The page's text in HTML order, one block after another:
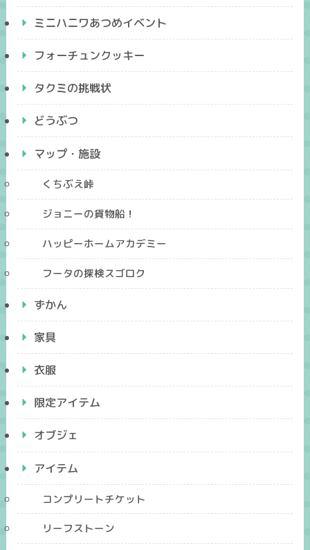
ミニハニワあつめイベント
フォーチュンクッキー
タクミの挑戦状
どうぶつ
マップ・施設
くちぶえ峠
ジョニーの貨物船！
ハッピーホームアカデミー
フータの探検スゴロク
ずかん
家具
衣服
限定アイテム
オブジェ
アイテム
コンプリートチケット
リーフストーン